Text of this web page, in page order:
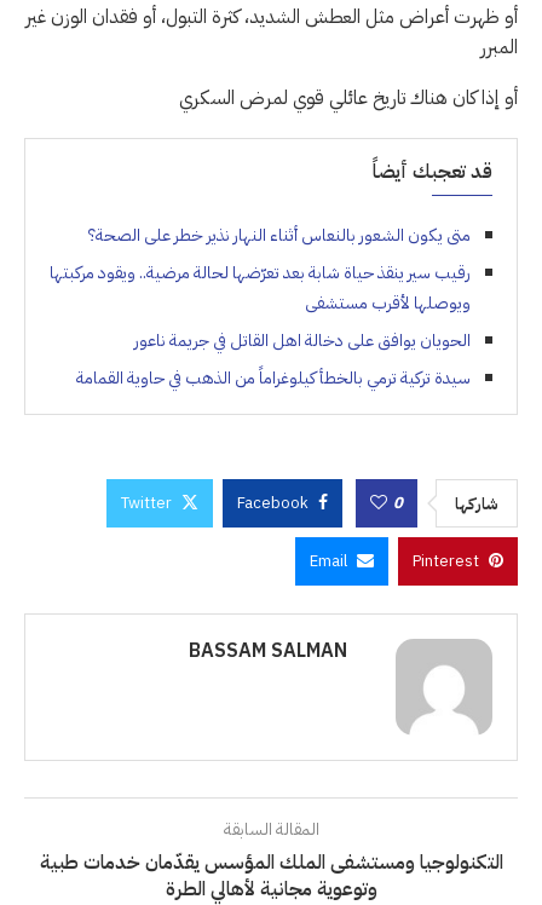
أو ظهرت أعراض مثل العطش الشديد، كثرة التبول، أو فقدان الوزن غير
المبرر
أو إذا كان هناك تاريخ عائلي قوي لمرض السكري
قد تعجبك أيضاً
متى يكون الشعور بالنعاس أثناء النهار نذير خطر على الصحة؟
رقيب سير ينقذ حياة شابة بعد تعرّضها لحالة مرضية.. ويقود مركبتها
ويوصلها لأقرب مستشفى
الحويان يوافق على دخالة اهل القاتل في جريمة ناعور
سيدة تركية ترمي بالخطأ كيلوغراماً من الذهب في حاوية القمامة
شاركها 0
Facebook
Twitter
Pinterest
Email
BASSAM SALMAN
المقالة السابقة
التكنولوجيا ومستشفى الملك المؤسس يقدّمان خدمات طبية
وتوعوية مجانية لأهالي الطرة